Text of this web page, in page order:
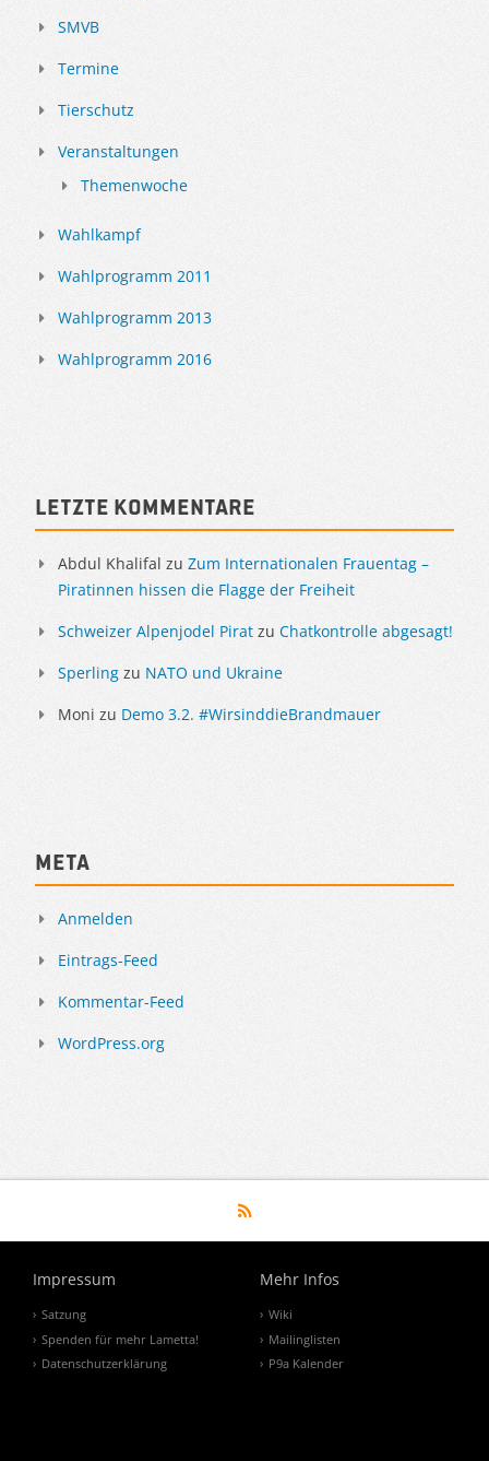
SMVB
Termine
Tierschutz
Veranstaltungen
Themenwoche
Wahlkampf
Wahlprogramm 2011
Wahlprogramm 2013
Wahlprogramm 2016
Letzte Kommentare
Abdul Khalifal zu Zum Internationalen Frauentag –
Piratinnen hissen die Flagge der Freiheit
Schweizer Alpenjodel Pirat zu Chatkontrolle abgesagt!
Sperling zu NATO und Ukraine
Moni zu Demo 3.2. #WirsinddieBrandmauer
Meta
Anmelden
Eintrags-Feed
Kommentar-Feed
WordPress.org
Impressum
Satzung
Spenden für mehr Lametta!
Datenschutzerklärung
Mehr Infos
Wiki
Mailinglisten
P9a Kalender